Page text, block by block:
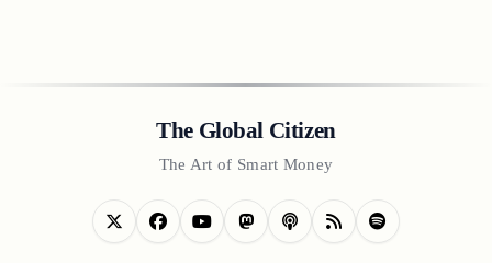
The Global Citizen
The Art of Smart Money